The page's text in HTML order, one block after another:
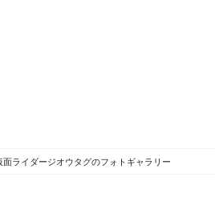
面ライダージオウタグのフォトギャラリー